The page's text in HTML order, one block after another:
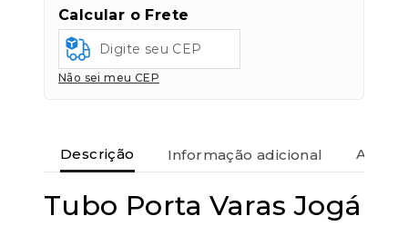
EconomizeR$
Cartões de crédito:
Cartões de débito:
Calcular o Frete
Não sei meu CEP
Descrição Informação adicional
Tubo Porta Varas Jogá